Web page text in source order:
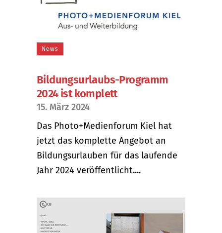
News
Bildungsurlaubs-Programm
2024 ist komplett
15. März 2024
Das Photo+Medienforum Kiel hat
jetzt das komplette Angebot an
Bildungsurlauben für das laufende
Jahr 2024 veröffentlicht....